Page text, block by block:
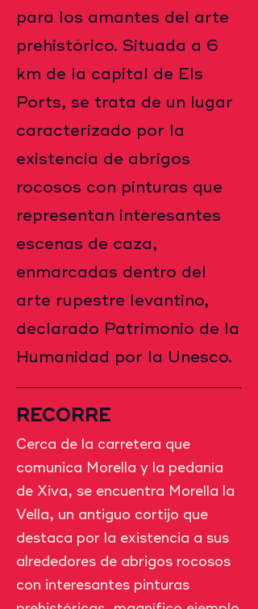
para los amantes del arte
prehistórico. Situada a 6
km de la capital de Els
Ports, se trata de un lugar
caracterizado por la
existencia de abrigos
rocosos con pinturas que
representan interesantes
escenas de caza,
enmarcadas dentro del
arte rupestre levantino,
declarado Patrimonio de la
Humanidad por la Unesco.
RECORRE
Cerca de la carretera que
comunica Morella y la pedanía
de Xiva, se encuentra Morella la
Vella, un antiguo cortijo que
destaca por la existencia a sus
alrededores de abrigos rocosos
con interesantes pinturas